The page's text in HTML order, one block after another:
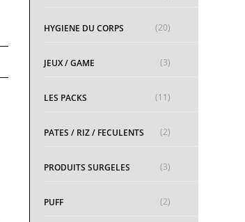
HYGIENE DU CORPS (20)
JEUX / GAME (3)
LES PACKS (11)
PATES / RIZ / FECULENTS (2)
PRODUITS SURGELES (3)
PUFF (2)